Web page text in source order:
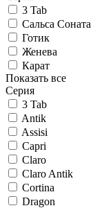
3 Tab
Сальса Соната
Готик
Женева
Карат
Показать все
Серия
3 Tab
Antik
Assisi
Capri
Claro
Claro Antik
Cortina
Dragon